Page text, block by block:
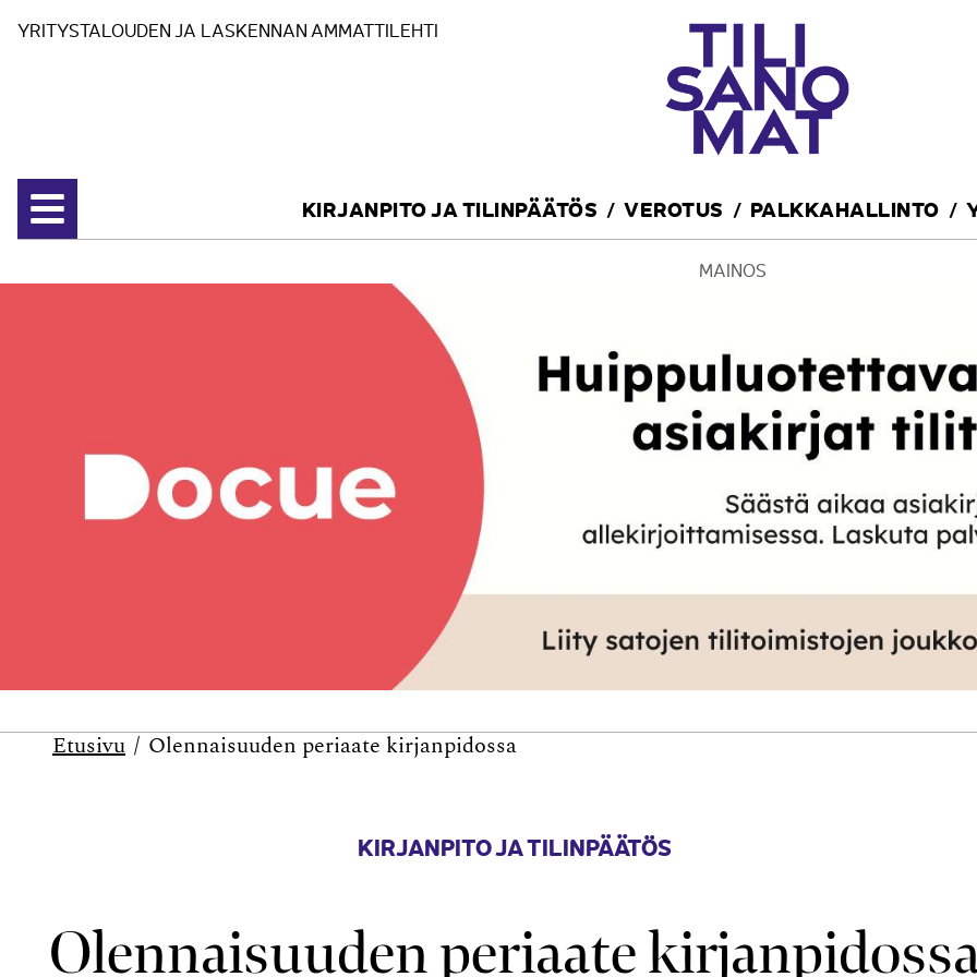
YRITYSTALOUDEN JA LASKENNAN AMMATTILEHTI
Avaa valikko
KIRJANPITO JA TILINPÄÄTÖS VEROTUS PALKKAHALLINTO
MAINOS
Etusivu Olennaisuuden periaate kirjanpidossa
KIRJANPITO JA TILINPÄÄTÖS
Olennaisuuden periaate